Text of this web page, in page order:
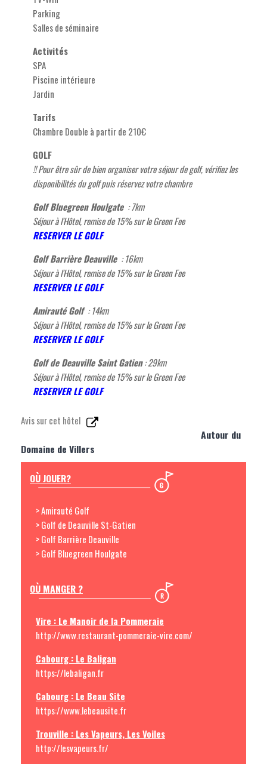
Parking
Salles de séminaire
Activités
SPA
Piscine intérieure
Jardin
Tarifs
Chambre Double à partir de 210€
GOLF
!! Pour être sûr de bien organiser votre séjour de golf, vérifiez les
disponibilités du golf puis réservez votre chambre
Golf Bluegreen Houlgate : 7km
Séjour à l'Hôtel, remise de 15% sur le Green Fee
RESERVER LE GOLF
Golf Barrière Deauville : 16km
Séjour à l'Hôtel, remise de 15% sur le Green Fee
RESERVER LE GOLF
Amirauté Golf : 14km
Séjour à l'Hôtel, remise de 15% sur le Green Fee
RESERVER LE GOLF
Golf de Deauville Saint Gatien: 29km
Séjour à l'Hôtel, remise de 15% sur le Green Fee
RESERVER LE GOLF
Avis sur cet hôtel
Autour du
Domaine de Villers
OÙ JOUER?
> Amirauté Golf
> Golf de Deauville St-Gatien
> Golf Barrière Deauville
> Golf Bluegreen Houlgate
OÙ MANGER ?
Vire : Le Manoir de la Pommeraie
http://www.restaurant-pommeraie-vire.com/
Cabourg : Le Baligan
https://lebaligan.fr
Cabourg : Le Beau Site
https://www.lebeausite.fr
Trouville : Les Vapeurs, Les Voiles
http://lesvapeurs.fr/